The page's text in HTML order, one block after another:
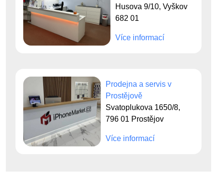
Husova 9/10, Vyškov
682 01
Více informací
Prodejna a servis v
Prostějově
Svatoplukova 1650/8,
796 01 Prostějov
Více informací